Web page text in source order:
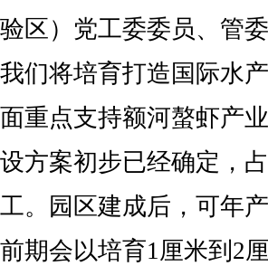
验区）党工委委员、管
我们将培育打造国际水
面重点支持额河螯虾产
设方案初步已经确定，
工。园区建成后，可年
前期会以培育1厘米到2